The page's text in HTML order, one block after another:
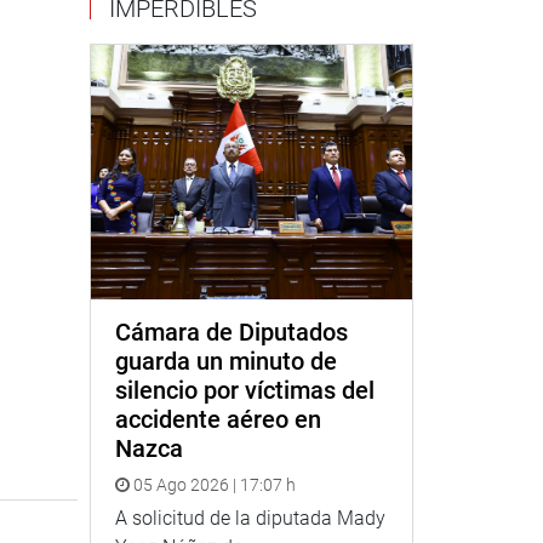
IMPERDIBLES
Cámara de Diputados
guarda un minuto de
silencio por víctimas del
accidente aéreo en
Nazca
05 Ago 2026 | 17:07 h
A solicitud de la diputada Mady